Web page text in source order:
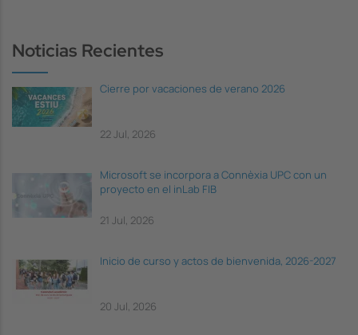
Noticias Recientes
Cierre por vacaciones de verano 2026
22 Jul, 2026
Microsoft se incorpora a Connèxia UPC con un
proyecto en el inLab FIB
21 Jul, 2026
Inicio de curso y actos de bienvenida, 2026-2027
20 Jul, 2026